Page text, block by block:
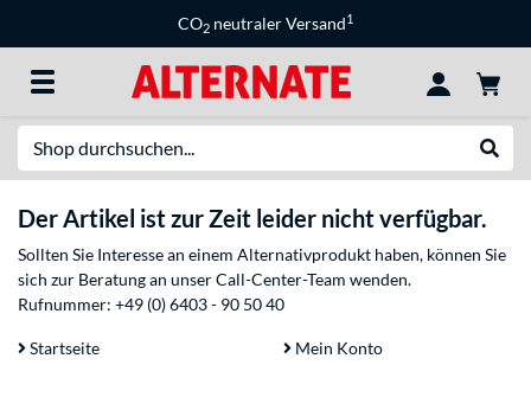
CO2 neutraler Versand1
Der Artikel ist zur Zeit leider nicht verfügbar.
Sollten Sie Interesse an einem Alternativprodukt haben, können Sie
sich zur Beratung an unser Call-Center-Team wenden.
Rufnummer: +49 (0) 6403 - 90 50 40
Startseite Mein Konto